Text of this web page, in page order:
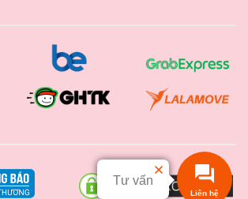
Liên hệ
Tư vấn